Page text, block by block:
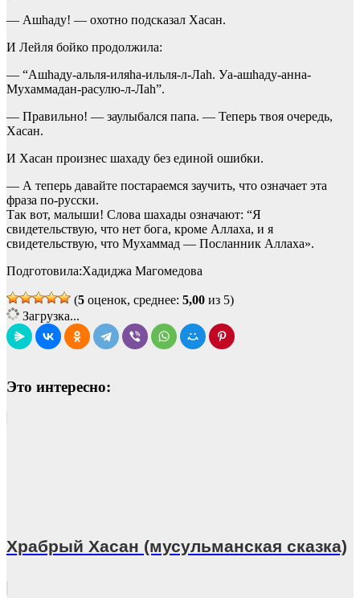
— Ашhаду! — охотно подсказал Хасан.
И Лейля бойко продолжила:
— “Ашhаду-альля-иляhа-ильля-л-Лаh. Уа-ашhаду-анна-
Мухаммадан-расулю-л-Лаh”.
— Правильно! — заулыбался папа. — Теперь твоя очередь,
Хасан.
И Хасан произнес шахаду без единой ошибки.
— А теперь давайте постараемся заучить, что означает эта
фраза по-русски.
Так вот, малыши! Слова шахады означают: “Я
свидетельствую, что нет бога, кроме Аллаха, и я
свидетельствую, что Мухаммад — Посланник Аллаха».
Подготовила:Хадиджа Магомедова
(5 оценок, среднее: 5,00 из 5)
Загрузка...
Это интересно:
Храбрый Хасан (мусульманская сказка)